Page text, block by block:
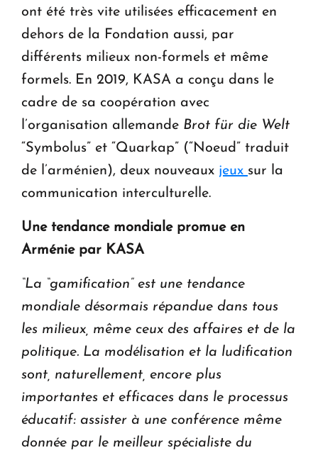
ont été très vite utilisées efficacement en
dehors de la Fondation aussi, par
différents milieux non-formels et même
formels. En 2019, KASA a conçu dans le
cadre de sa coopération avec
l’organisation allemande Brot für die Welt
“Symbolus” et “Quarkap” (“Noeud” traduit
de l’arménien), deux nouveaux jeux sur la
communication interculturelle.
Une tendance mondiale promue en
Arménie par KASA
“La “gamification” est une tendance
mondiale désormais répandue dans tous
les milieux, même ceux des affaires et de la
politique. La modélisation et la ludification
sont, naturellement, encore plus
importantes et efficaces dans le processus
éducatif: assister à une conférence même
donnée par le meilleur spécialiste du